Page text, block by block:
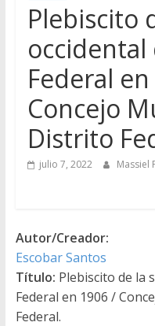
Plebiscito
Federal
Concejo
Distrito
julio 7, 2022 Massiel
Autor/Creador:
Escobar Santos
Título: Plebiscito de la
Federal en 1906 /
Federal.